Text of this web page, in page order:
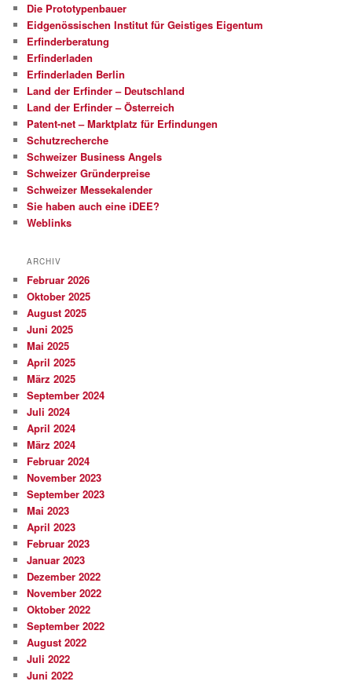
Die Prototypenbauer
Eidgenössischen Institut für Geistiges Eigentum
Erfinderberatung
Erfinderladen
Erfinderladen Berlin
Land der Erfinder – Deutschland
Land der Erfinder – Österreich
Patent-net – Marktplatz für Erfindungen
Schutzrecherche
Schweizer Business Angels
Schweizer Gründerpreise
Schweizer Messekalender
Sie haben auch eine iDEE?
Weblinks
ARCHIV
Februar 2026
Oktober 2025
August 2025
Juni 2025
Mai 2025
April 2025
März 2025
September 2024
Juli 2024
April 2024
März 2024
Februar 2024
November 2023
September 2023
Mai 2023
April 2023
Februar 2023
Januar 2023
Dezember 2022
November 2022
Oktober 2022
September 2022
August 2022
Juli 2022
Juni 2022